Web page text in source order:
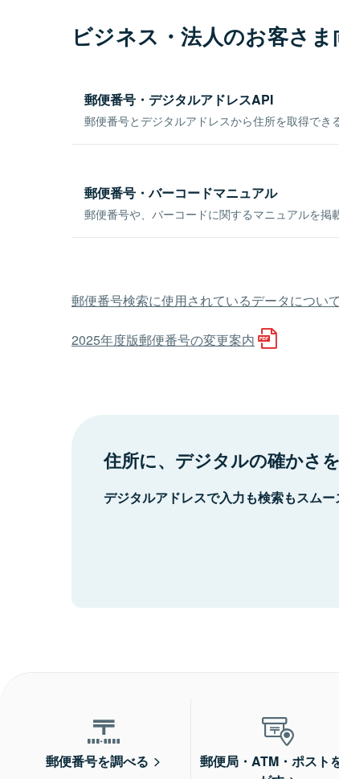
ビジネス・法人のお客さま
郵便番号・デジタルアドレスAPI
郵便番号とデジタルアドレスから住所を取得でき
郵便番号・バーコードマニュアル
郵便番号や、バーコードに関するマニュアルを掲
郵便番号検索に使用されているデータについて
2025年度版郵便番号の変更案内
住所に、デジタルの確かさを
デジタルアドレスで入力も検索もスムー
郵便番号を調べる
郵便局・ATM・ポスト